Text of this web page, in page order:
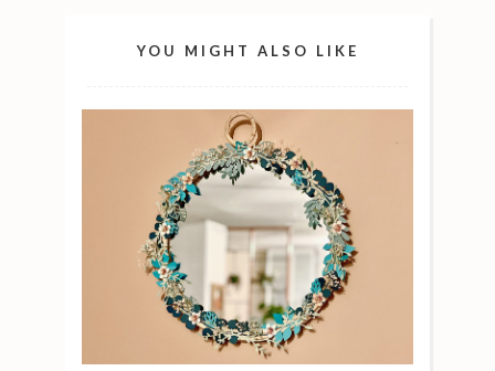
YOU MIGHT ALSO LIKE